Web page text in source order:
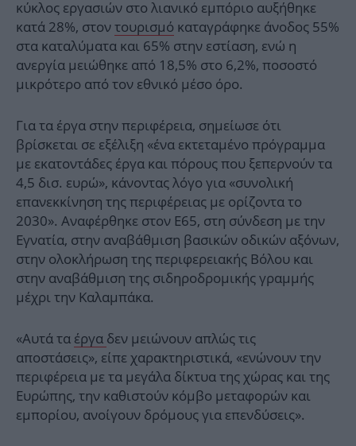
κύκλος εργασιών στο λιανικό εμπόριο αυξήθηκε
κατά 28%, στοντουρισμό καταγράφηκε άνοδος 55%
στα καταλύματα και 65% στην εστίαση, ενώ η
ανεργία μειώθηκε από 18,5% στο 6,2%, ποσοστό
μικρότερο από τον εθνικό μέσο όρο.
Για τα έργα στην περιφέρεια, σημείωσε ότι
βρίσκεται σε εξέλιξη «ένα εκτεταμένο πρόγραμμα
με εκατοντάδες έργα και πόρους που ξεπερνούν τα
4,5 δισ. ευρώ», κάνοντας λόγο για «συνολική
επανεκκίνηση της περιφέρειας με ορίζοντα το
2030». Αναφέρθηκε στον Ε65, στη σύνδεση με την
Εγνατία, στην αναβάθμιση βασικών οδικών αξόνων,
στην ολοκλήρωση της περιφερειακής Βόλου και
στην αναβάθμιση της σιδηροδρομικής γραμμής
μέχρι την Καλαμπάκα.
«Αυτά τα έργα δεν μειώνουν απλώς τις
αποστάσεις», είπε χαρακτηριστικά, «ενώνουν την
περιφέρεια με τα μεγάλα δίκτυα της χώρας και της
Ευρώπης, την καθιστούν κόμβο μεταφορών και
εμπορίου, ανοίγουν δρόμους για επενδύσεις».